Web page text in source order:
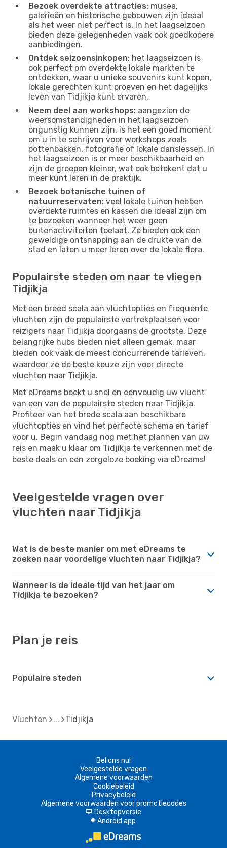
Bezoek overdekte attracties: musea,
galerieën en historische gebouwen zijn ideaal
als het weer niet perfect is. In het laagseizoen
bieden deze gelegenheden vaak ook goedkopere
aanbiedingen.
Ontdek seizoensinkopen: het laagseizoen is
ook perfect om overdekte lokale markten te
ontdekken, waar u unieke souvenirs kunt kopen,
lokale gerechten kunt proeven en het dagelijks
leven van Tidjikja kunt ervaren.
Neem deel aan workshops: aangezien de
weersomstandigheden in het laagseizoen
ongunstig kunnen zijn, is het een goed moment
om u in te schrijven voor workshops zoals
pottenbakken, fotografie of lokale danslessen. In
het laagseizoen is er meer beschikbaarheid en
zijn de groepen kleiner, wat ook betekent dat u
meer kunt leren in de praktijk.
Bezoek botanische tuinen of
natuurreservaten: veel lokale tuinen hebben
overdekte ruimtes en kassen die ideaal zijn om
te bezoeken wanneer het weer geen
buitenactiviteiten toelaat. Ze bieden ook een
geweldige ontsnapping aan de drukte van de
stad en laten u meer leren over de lokale flora.
Populairste steden om naar te vliegen
Tidjikja
Met een breed scala aan vluchtopties en frequente
vluchten zijn de populairste vertrekplaatsen voor
reizigers naar Tidjikja doorgaans de grootste. Deze
belangrijke hubs bieden niet alleen gemak, maar
bieden ook vaak de meest concurrerende tarieven,
waardoor ze de beste keuze zijn voor directe
vluchten naar Tidjikja.
Met eDreams boekt u snel en eenvoudig uw vlucht
van een van de populairste steden naar Tidjikja.
Profiteer van het brede scala aan beschikbare
vluchtopties en vind het perfecte schema en tarief
voor u. Begin vandaag nog met het plannen van uw
reis en maak u klaar om Tidjikja te verkennen met de
beste deals en een zorgeloze boeking via eDreams!
Veelgestelde vragen over
vluchten naar Tidjikja
Wat is de beste manier om met eDreams te
zoeken naar voordelige vluchten naar Tidjikja?
Wanneer is de ideale tijd van het jaar om
Tidjikja te bezoeken?
Plan je reis
Populaire steden
Vluchten Tidjikja
Bel ons nu!
Veelgestelde vragen
Algemene voorwaarden
Cookiebeleid
Privacybeleid
Algemene voorwaarden voor promotiecodes
d Desktopversie
A Android app